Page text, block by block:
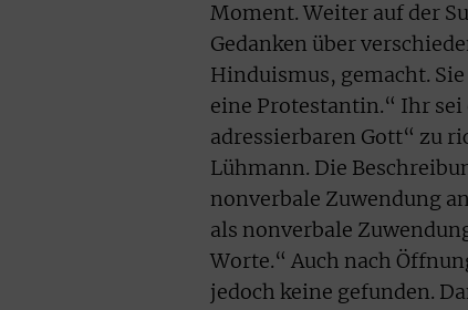
Moment. Weiter auf der
Gedanken über
Hinduismus, gemacht.
eine Protestantin.“ Ihr
adressierbaren Gott“ zu
Lühmann. Die
nonverbale Zuwendung
als nonverbale
Worte.“ Auch nach
jedoch keine gefunden.